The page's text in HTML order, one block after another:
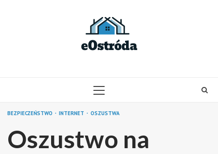
PRIMARY
BEZPIECZEŃSTWO INTERNET OSZUSTWA
Oszustwo na